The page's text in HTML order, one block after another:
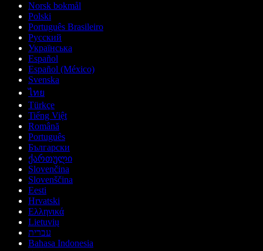
Norsk bokmål
Polski
Português Brasileiro
Русский
Українська
Español
Español (México)
Svenska
ไทย
Türkçe
Tiếng Việt
Română
Português
Български
ქართული
Slovenčina
Slovenščina
Eesti
Hrvatski
Ελληνικά
Lietuvių
עברית
Bahasa Indonesia